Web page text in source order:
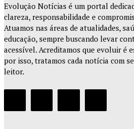
Evolução Notícias é um portal
clareza, responsabilidade e
Atuamos nas áreas de atualidades,
educação, sempre buscando levar
acessível. Acreditamos que evoluir é
por isso, tratamos cada notícia com
leitor.